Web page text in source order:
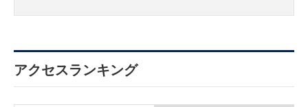
アクセスランキング